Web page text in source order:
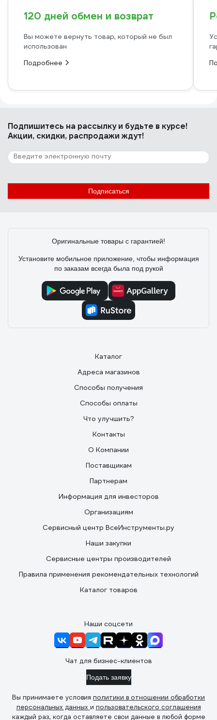
120 дней обмен и возврат
Вы можете вернуть товар, который не был
использован
Подробнее
Подпишитесь на рассылкуи будьте в курсе!
Акции, скидки, распродажи ждут!
Подписаться
Оригинальные товары с гарантией!
Установите мобильное приложение, чтобы информация
по заказам всегда была под рукой
Каталог
Адреса магазинов
Способы получения
Способы оплаты
Что улучшить?
Контакты
О Компании
Поставщикам
Партнерам
Информация для инвесторов
Организациям
Сервисный центр ВсеИнструменты.ру
Наши закупки
Сервисные центры производителей
Правила применения рекомендательных технологий
Каталог товаров
Наши соцсети
Чат для бизнес-клиентов
Подать заявку
Вы принимаете условия политики в отношении обработки
персональных данных и пользовательского соглашения
каждый раз, когда оставляете свои данные в любой форме